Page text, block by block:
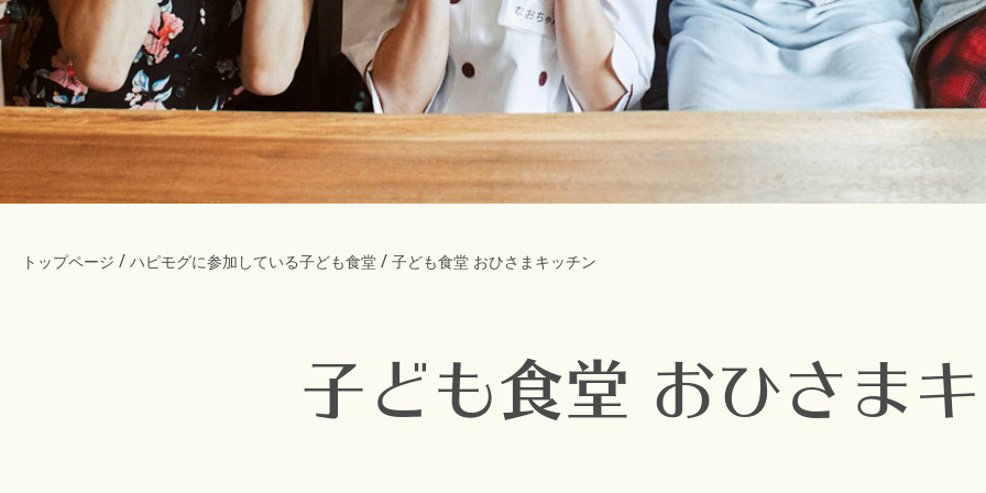
トップページ / ハピモグに参加している子ども食堂 / 子ども食堂 おひさまキッチン
子ども食堂 おひさま